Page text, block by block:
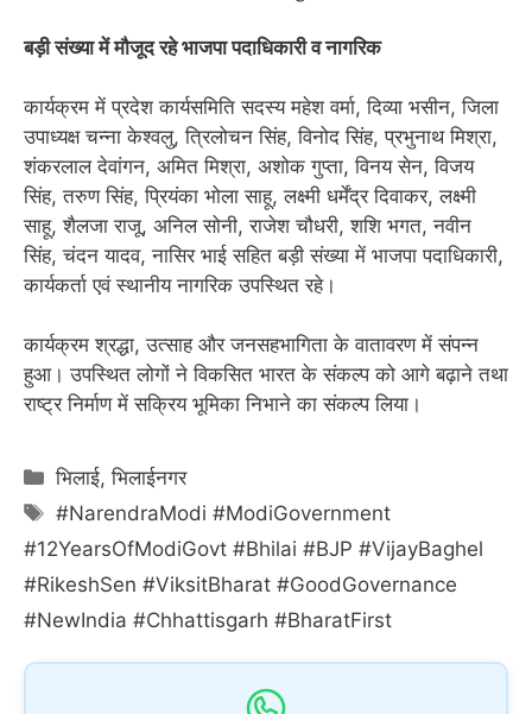
बड़ी संख्या में मौजूद रहे भाजपा पदाधिकारी व नागरिक
कार्यक्रम में प्रदेश कार्यसमिति सदस्य महेश वर्मा, दिव्या भसीन, जिला
उपाध्यक्ष चन्ना केश्वलु, त्रिलोचन सिंह, विनोद सिंह, प्रभुनाथ मिश्रा,
शंकरलाल देवांगन, अमित मिश्रा, अशोक गुप्ता, विनय सेन, विजय
सिंह, तरुण सिंह, प्रियंका भोला साहू, लक्ष्मी धर्मेंद्र दिवाकर, लक्ष्मी
साहू, शैलजा राजू, अनिल सोनी, राजेश चौधरी, शशि भगत, नवीन
सिंह, चंदन यादव, नासिर भाई सहित बड़ी संख्या में भाजपा पदाधिकारी,
कार्यकर्ता एवं स्थानीय नागरिक उपस्थित रहे।
कार्यक्रम श्रद्धा, उत्साह और जनसहभागिता के वातावरण में संपन्न
हुआ। उपस्थित लोगों ने विकसित भारत के संकल्प को आगे बढ़ाने तथा
राष्ट्र निर्माण में सक्रिय भूमिका निभाने का संकल्प लिया।
Categories
भिलाई,भिलाईनगर
Tags
#NarendraModi #ModiGovernment
#12YearsOfModiGovt #Bhilai #BJP #VijayBaghel
#RikeshSen #ViksitBharat #GoodGovernance
#NewIndia #Chhattisgarh #BharatFirst